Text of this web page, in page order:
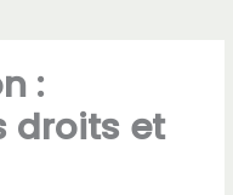
:
droits et